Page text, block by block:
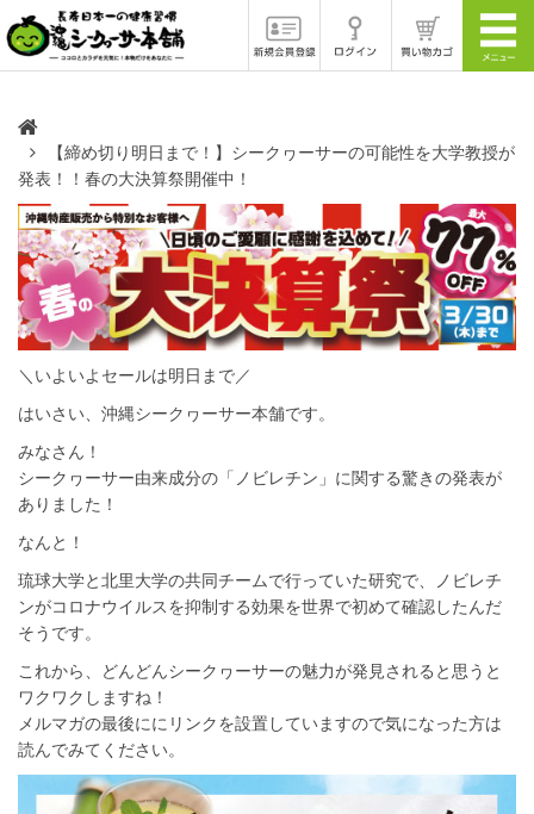
【締め切り明日まで！】シークヮーサーの可能性を大学教授が
発表！！春の大決算祭開催中！
＼いよいよセールは明日まで／
はいさい、沖縄シークヮーサー本舗です。
みなさん！
シークヮーサー由来成分の「ノビレチン」に関する驚きの発表が
ありました！
なんと！
琉球大学と北里大学の共同チームで行っていた研究で、ノビレチ
ンがコロナウイルスを抑制する効果を世界で初めて確認したんだ
そうです。
これから、どんどんシークヮーサーの魅力が発見されると思うと
ワクワクしますね！
メルマガの最後ににリンクを設置していますので気になった方は
読んでみてください。